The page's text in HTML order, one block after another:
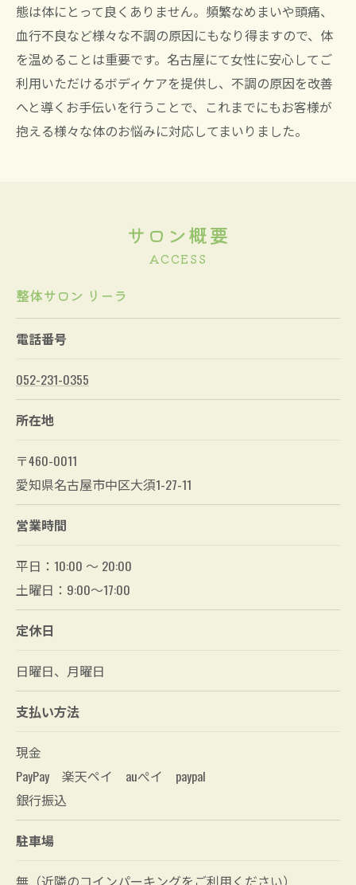
態は体にとって良くありません。頻繁なめまいや頭痛、
血行不良など様々な不調の原因にもなり得ますので、体
を温めることは重要です。名古屋にて女性に安心してご
利用いただけるボディケアを提供し、不調の原因を改善
へと導くお手伝いを行うことで、これまでにもお客様が
抱える様々な体のお悩みに対応してまいりました。
サロン概要
ACCESS
整体サロン リーラ
電話番号
052-231-0355
所在地
〒460-0011
愛知県名古屋市中区大須1-27-11
営業時間
平日：10:00 〜 20:00
土曜日：9:00～17:00
定休日
日曜日、月曜日
支払い方法
現金
PayPay 楽天ペイ auぺイ paypal
銀行振込
駐車場
無（近隣のコインパーキングをご利用ください）